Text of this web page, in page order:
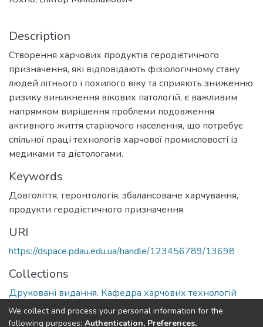
Description
Створення харчових продуктів геродієтичного
призначення, які відповідають фізіологічному стану
людей літнього і похилого віку та сприяють зниженню
ризику виникнення вікових патологій, є важливим
напрямком вирішення проблеми подовження
активного життя старіючого населення, що потребує
спільної праці технологів харчової промисловості із
медиками та дієтологами.
Keywords
Довголіття, геронтологія, збалансоване харчування,
продукти геродієтичного призначення
URI
https://dspace.pdau.edu.ua/handle/123456789/13698
Collections
Друковані видання. Кафедра харчових технологій
Full item page
We collect and process your personal information for the
following purposes: Authentication, Preferences,